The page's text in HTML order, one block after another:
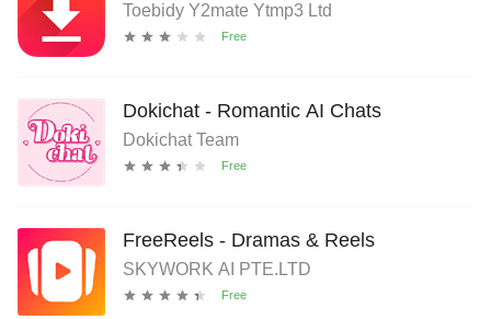
Toebidy Y2mate Ytmp3 Ltd
Dokichat - Romantic AI Chats
Dokichat Team
FreeReels - Dramas & Reels
SKYWORK AI PTE.LTD